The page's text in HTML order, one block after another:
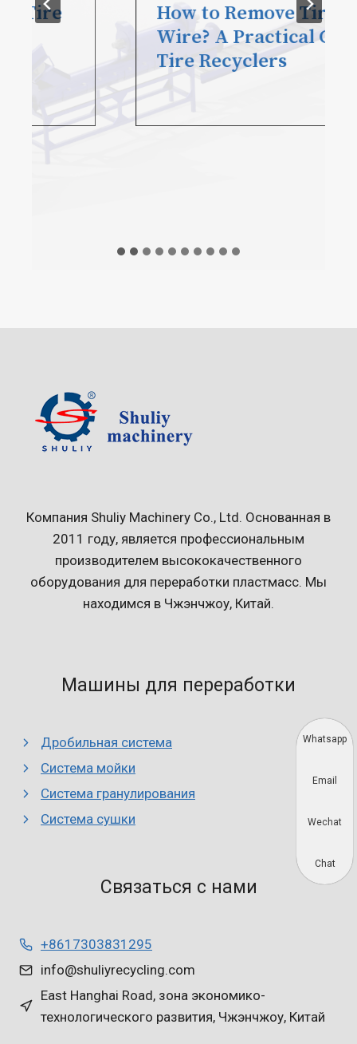
How to Remove Tire Bead
Wire? A Practical Guide for
Tire Recyclers
Компания Shuliy Machinery Co., Ltd. Основанная в
2011 году, является профессиональным
производителем высококачественного
оборудования для переработки пластмасс. Мы
находимся в Чжэнчжоу, Китай.
Машины для переработки
Дробильная система
Система мойки
Система гранулирования
Система сушки
Связаться с нами
+8617303831295
info@shuliyrecycling.com
East Hanghai Road, зона экономико-
технологического развития, Чжэнчжоу, Китай
Whatsapp
Email
Wechat
Chat